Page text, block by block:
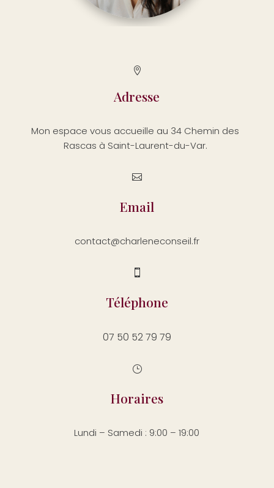

Adresse
Mon espace vous accueille au 34 Chemin des
Rascas à Saint-Laurent-du-Var.

Email
contact@charleneconseil.fr

Téléphone
07 50 52 79 79
}
Horaires
Lundi – Samedi : 9:00 – 19:00